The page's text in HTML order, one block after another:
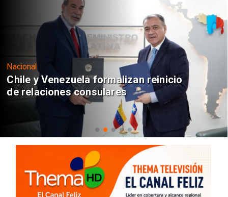
Nacional
Chile y Venezuela formalizan reinicio
de relaciones consulares